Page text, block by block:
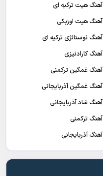
آهنگ هیت ترکیه ای
آهنگ هیت اوزبکی
آهنگ نوستالژی ترکیه ای
آهنگ کارادنیزی
آهنگ غمگین ترکمنی
آهنگ غمگین آذربایجانی
آهنگ شاد آذربایجانی
آهنگ ترکمنی
آهنگ آذربایجانی